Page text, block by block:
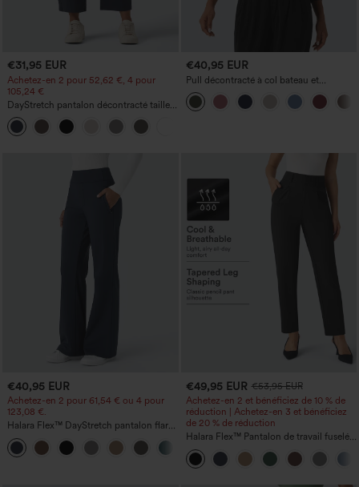
€31,95 EUR
Achetez-en 2 pour 52,62 €, 4 pour
105,24 €
DayStretch pantalon décontracté taille
haute à jambe en forme de tonneau
avec poches
€40,95 EUR
Pull décontracté à col bateau et
manches chauve-souris
€40,95 EUR
Achetez-en 2 pour 61,54 € ou 4 pour
123,08 €.
Halara Flex™ DayStretch pantalon flare
de travail, taille mi-haute, poche latérale
zippée
€49,95 EUR €53,95 EUR
Achetez-en 2 et bénéficiez de 10 % de
réduction | Achetez-en 3 et bénéficiez
de 20 % de réduction
Halara Flex™ Pantalon de travail fuselé,
uni, taille haute, avec poches